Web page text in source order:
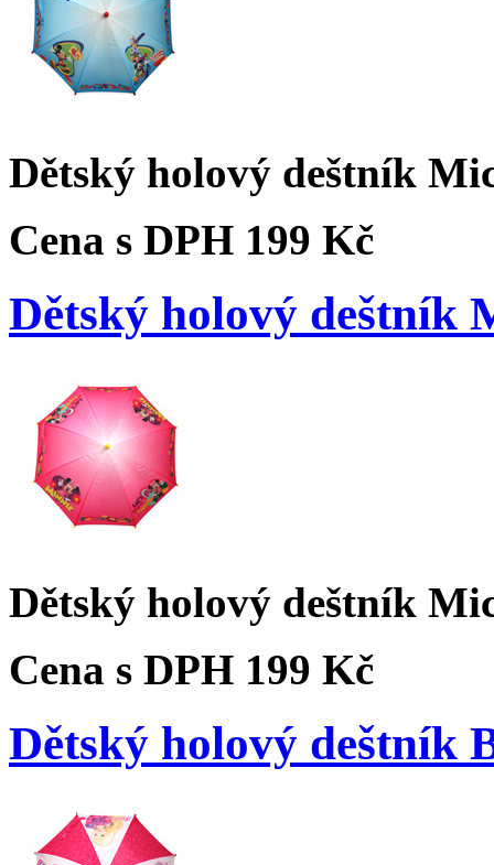
Dětský holový deštník
Cena s DPH 199 Kč
Dětský holový deštník
Dětský holový deštník
Cena s DPH 199 Kč
Dětský holový deštník